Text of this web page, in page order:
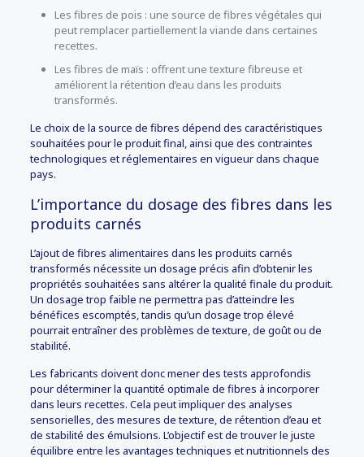
Les fibres de pois : une source de fibres végétales qui
peut remplacer partiellement la viande dans certaines
recettes.
Les fibres de maïs : offrent une texture fibreuse et
améliorent la rétention d’eau dans les produits
transformés.
Le choix de la source de fibres dépend des caractéristiques
souhaitées pour le produit final, ainsi que des contraintes
technologiques et réglementaires en vigueur dans chaque
pays.
L’importance du dosage des fibres dans les
produits carnés
L’ajout de fibres alimentaires dans les produits carnés
transformés nécessite un dosage précis afin d’obtenir les
propriétés souhaitées sans altérer la qualité finale du produit.
Un dosage trop faible ne permettra pas d’atteindre les
bénéfices escomptés, tandis qu’un dosage trop élevé
pourrait entraîner des problèmes de texture, de goût ou de
stabilité.
Les fabricants doivent donc mener des tests approfondis
pour déterminer la quantité optimale de fibres à incorporer
dans leurs recettes. Cela peut impliquer des analyses
sensorielles, des mesures de texture, de rétention d’eau et
de stabilité des émulsions. L’objectif est de trouver le juste
équilibre entre les avantages techniques et nutritionnels des